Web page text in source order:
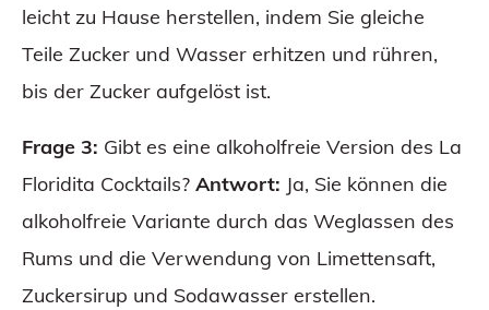
leicht zu Hause herstellen, indem Sie gleiche
Teile Zucker und Wasser erhitzen und rühren,
bis der Zucker aufgelöst ist.
Frage 3: Gibt es eine alkoholfreie Version des La
Floridita Cocktails? Antwort: Ja, Sie können die
alkoholfreie Variante durch das Weglassen des
Rums und die Verwendung von Limettensaft,
Zuckersirup und Sodawasser erstellen.